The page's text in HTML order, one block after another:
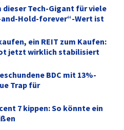
dieser Tech-Gigant für viele
Hold-forever“-Wert ist
ein REIT zum Kaufen:
jetzt wirklich stabilisiert
BDC mit 13%-
Trap für
7 kippen: So könnte ein